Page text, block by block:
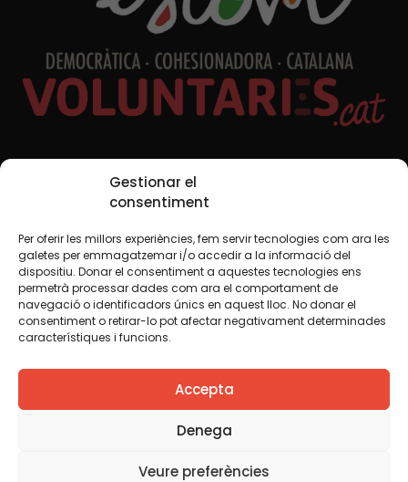
Gestionar el
consentiment
Per oferir les millors experiències, fem servir tecnologies com ara les
galetes per emmagatzemar i/o accedir a la informació del
dispositiu. Donar el consentiment a aquestes tecnologies ens
permetrà processar dades com ara el comportament de
navegació o identificadors únics en aquest lloc. No donar el
consentiment o retirar-lo pot afectar negativament determinades
característiques i funcions.
Accepta
Denega
Veure preferències
Xarxes Socials
TWT YTB IG FB IN
Avís legalPolítica de cookies
Creiem que el coneixement s’ha de compartir. Per això
fem servir una llicència Creative Commons, llevat que en
algun material indiquem el contrari. Us animem a copiar,
redistribuir, remesclar o transformar i crear els continguts
comercial. Només us demanem que reconegueu